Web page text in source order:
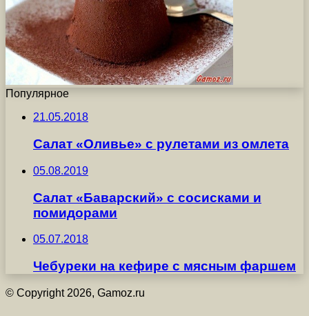
Популярное
21.05.2018
Салат «Оливье» с рулетами из омлета
05.08.2019
Салат «Баварский» с сосисками и
помидорами
05.07.2018
Чебуреки на кефире с мясным фаршем
© Copyright 2026, Gamoz.ru